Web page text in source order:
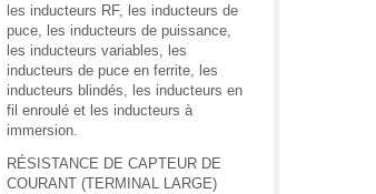
les inducteurs RF, les inducteurs de
puce, les inducteurs de puissance,
les inducteurs variables, les
inducteurs de puce en ferrite, les
inducteurs blindés, les inducteurs en
fil enroulé et les inducteurs à
immersion.
RÉSISTANCE DE CAPTEUR DE
COURANT (TERMINAL LARGE)